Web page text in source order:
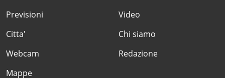
Previsioni
Citta'
Webcam
Mappe
Video
Chi siamo
Redazione